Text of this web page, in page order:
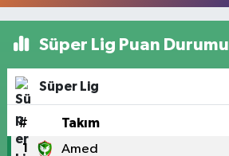
Süper Lig Puan Durumu
Süper Lig
# Takım
1 Amed